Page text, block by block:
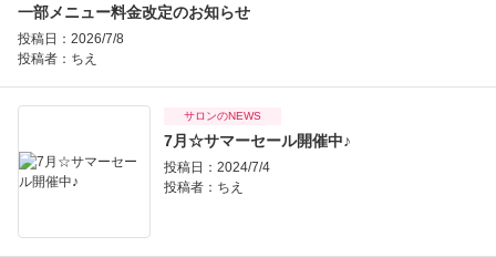
一部メニュー料金改定のお知らせ
投稿日：2026/7/8
投稿者： ちえ
サロンのNEWS
7月☆サマーセール開催中♪
投稿日：2024/7/4
投稿者： ちえ